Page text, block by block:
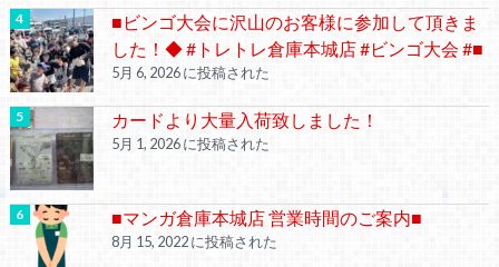
■ビンゴ大会に沢山のお客様に参加して頂きま
した！◆ #トレトレ倉庫本城店 #ビンゴ大会 #■
5月 6, 2026 に投稿された
カードより大量入荷致しました！
5月 1, 2026 に投稿された
■マンガ倉庫本城店 営業時間のご案内■
8月 15, 2022 に投稿された